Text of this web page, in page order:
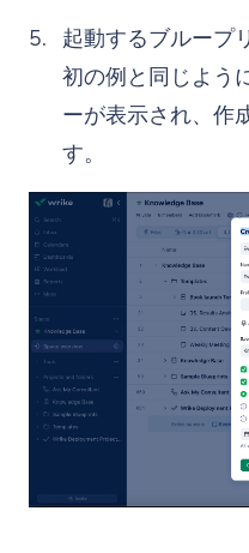
起動するブループ
初の例と同じように
ーが表示され、作
す。